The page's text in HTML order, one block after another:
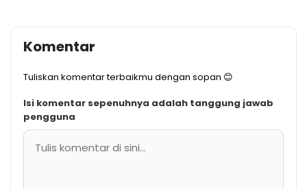
Komentar
Tuliskan komentar terbaikmu dengan sopan 😊
Isi komentar sepenuhnya adalah tanggung jawab
pengguna